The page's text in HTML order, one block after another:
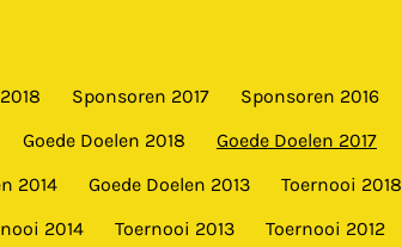
Sponsoren 2017
Sponsoren 2016
Goede Doelen 2018
Goede Doelen 2017
2014 Goede Doelen 2013
Toernooi 2018
2014 Toernooi 2013 Toernooi 2012